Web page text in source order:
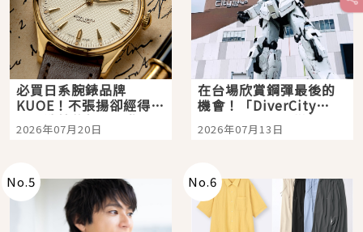
必買日系腕錶品牌
KUOE！不張揚卻經得起
時間洗鍊的經典之作五
選
2026年07月20日
在台場欣賞鋼彈最後的
機會！「DiverCity
Tokyo Plaza」搭船、
購物、美食及夜景，一
2026年07月13日
No.5 No.6